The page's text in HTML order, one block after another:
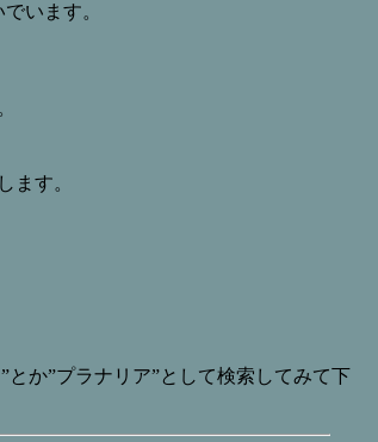
います。
ます。
か”プラナリア”として検索してみて下